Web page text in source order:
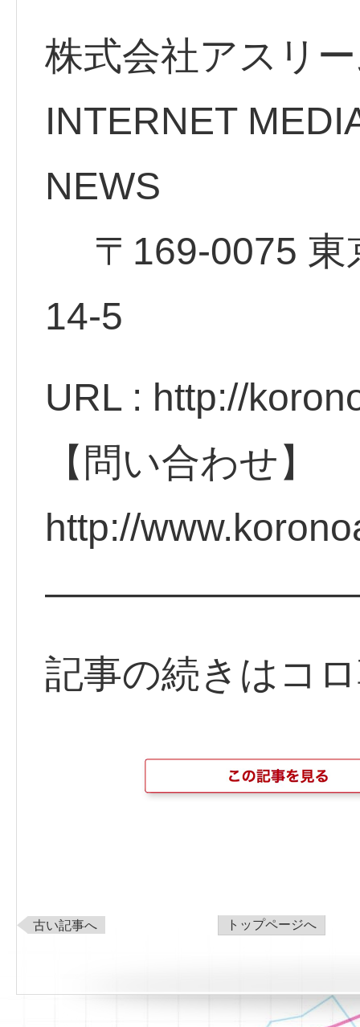
株式会社アスリ
INTERNET
〒169-0075 東
URL : http://
【問い合わせ】
http://
記事の続きはコ
古い記事へ トップページへ